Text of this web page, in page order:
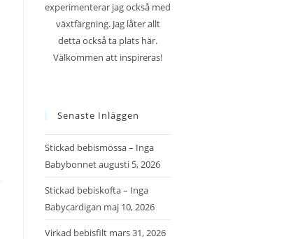
experimenterar jag också med
växtfärgning. Jag låter allt
detta också ta plats här.
Välkommen att inspireras!
Senaste Inläggen
Stickad bebismössa – Inga
Babybonnetaugusti 5, 2026
Stickad bebiskofta – Inga
Babycardigan maj 10, 2026
Virkad bebisfilt mars 31, 2026